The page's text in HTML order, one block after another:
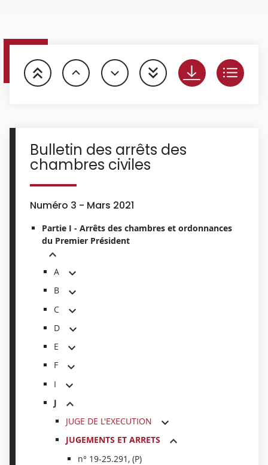
Bulletin des arrêts des
chambres civiles
Numéro 3 - Mars 2021
Partie I - Arrêts des chambres et ordonnances
du Premier Président
A
B
C
D
E
F
I
J
JUGE DE L'EXECUTION
JUGEMENTS ET ARRETS
n° 19-25.291, (P)